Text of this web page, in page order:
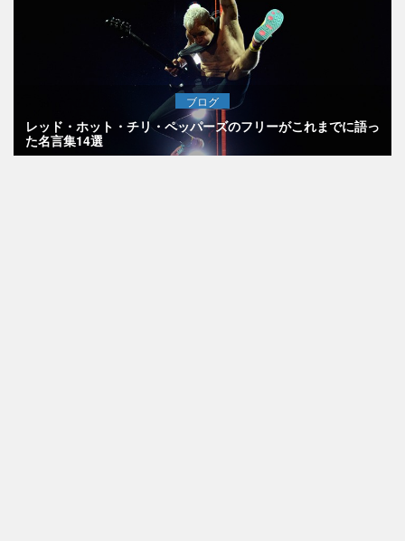
ブログ
レッド・ホット・チリ・ペッパーズのフリーがこれまでに語っ
た名言集14選